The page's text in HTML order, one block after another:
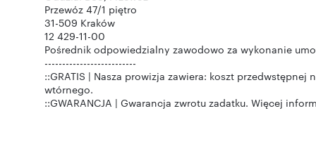
Przewóz 47/1 piętro
31-509 Kraków
12 429-11-00
Pośrednik odpowiedzialny zawodowo za wykonanie
--------------------------
::GRATIS | Nasza prowizja zawiera: koszt
wtórnego.
::GWARANCJA | Gwarancja zwrotu zadatku. Więcej